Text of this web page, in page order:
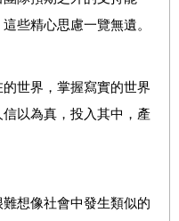
些精心思慮一覽無遺。
的世界，掌握寫實的世界
以為真，投入其中，產
難想像社會中發生類似的